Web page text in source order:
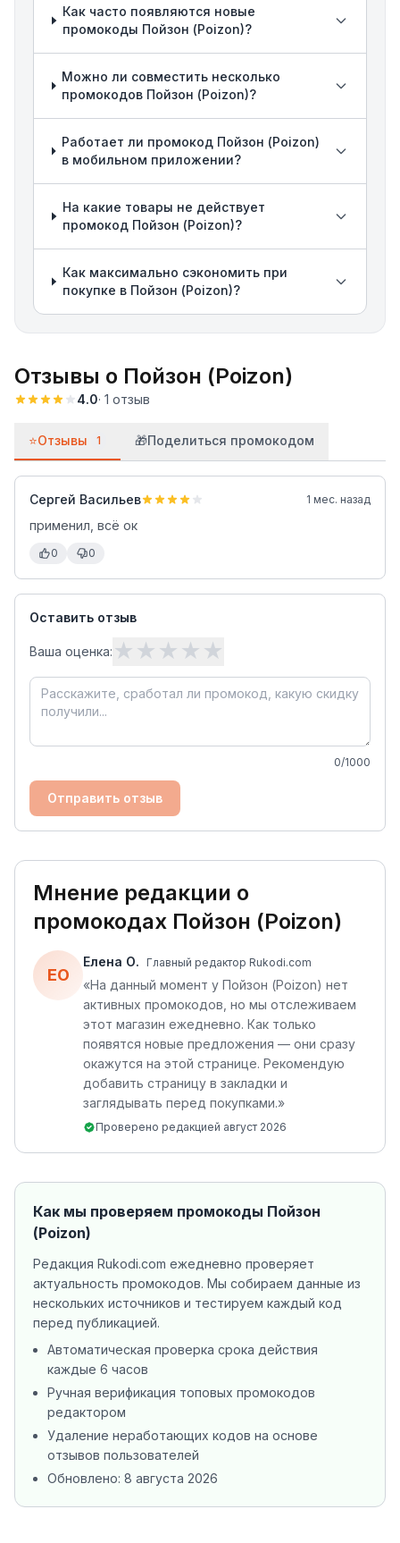
Как часто появляются новые
промокоды Пойзон (Poizon)?
Можно ли совместить несколько
промокодов Пойзон (Poizon)?
Работает ли промокод Пойзон (Poizon)
в мобильном приложении?
На какие товары не действует
промокод Пойзон (Poizon)?
Как максимально сэкономить при
покупке в Пойзон (Poizon)?
Отзывы о Пойзон (Poizon)
4.0· 1 отзыв
⭐Отзывы 1 🎁Поделиться промокодом
Сергей Васильев 1 мес. назад
применил, всё ок
0 0
Оставить отзыв
Ваша оценка: ★ ★ ★ ★ ★
0/1000
Отправить отзыв
Мнение редакции о
промокодах Пойзон (Poizon)
ЕО
Елена О. Главный редактор Rukodi.com
«На данный момент у Пойзон (Poizon) нет
активных промокодов, но мы отслеживаем
этот магазин ежедневно. Как только
появятся новые предложения — они сразу
окажутся на этой странице. Рекомендую
добавить страницу в закладки и
заглядывать перед покупками.»
Проверено редакцией август 2026
Как мы проверяем промокоды Пойзон
(Poizon)
Редакция Rukodi.com ежедневно проверяет
актуальность промокодов. Мы собираем данные из
нескольких источников и тестируем каждый код
перед публикацией.
Автоматическая проверка срока действия
каждые 6 часов
Ручная верификация топовых промокодов
редактором
Удаление неработающих кодов на основе
отзывов пользователей
Обновлено: 8 августа 2026